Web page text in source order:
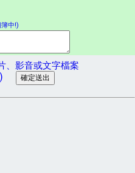
中!)
、影音或文字檔案